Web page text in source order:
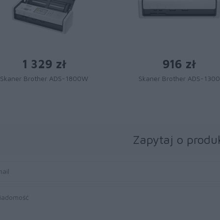
1 329 zł
Skaner Brother ADS-1800W
916 zł
Skaner Brother ADS-1300
Zapytaj o